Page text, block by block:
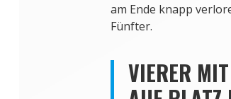
am Ende knapp
Fünfter.
VIERER